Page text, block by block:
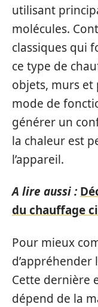
utilisant
molécules.
classiques qui
ce type de
objets, murs et
mode de
générer un
la chaleur est
l’appareil.
A lire aussi :
du chauffage
Pour mieux
d’appréhender
Cette dernière
dépend de la